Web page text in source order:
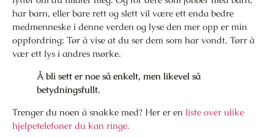
har barn, eller bare rett og slett vil være ett enda bedre
medmenneske i denne verden og lyse den mer opp er min
oppfordring: Tør å vise at du ser dem som har vondt. Tørr å
vær ett lys i andres mørke.
Å bli sett er noe så enkelt, men likevel så
betydningsfullt.
Trenger du noen å snakke med? Her er en liste over ulike
hjelpetelefoner du kan ringe.